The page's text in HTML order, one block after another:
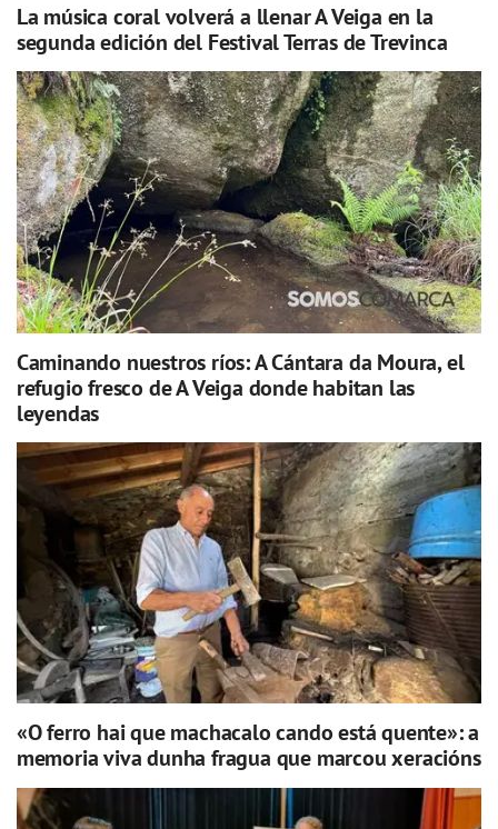
La música coral volverá a llenar A Veiga en la
segunda edición del Festival Terras de Trevinca
Caminando nuestros ríos: A Cántara da Moura, el
refugio fresco de A Veiga donde habitan las
leyendas
«O ferro hai que machacalo cando está quente»: a
memoria viva dunha fragua que marcou xeracións